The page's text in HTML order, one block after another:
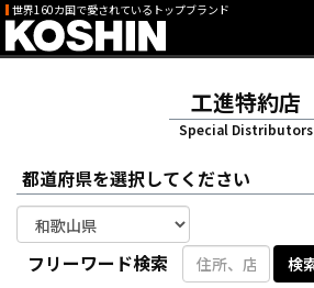
世界160カ国で愛されているトップブランド
工進特約店
Special Distributors
都道府県を選択してください
フリーワード検索